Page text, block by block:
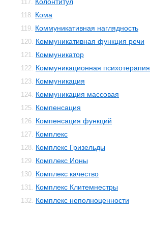
117.
118. Кома
119. Коммуникативная наглядность
120. Коммуникативная функция речи
121. Коммуникатор
122. Коммуникационная психотерапия
123. Коммуникация
124. Коммуникация массовая
125. Компенсация
126. Компенсация функций
127. Комплекс
128. Комплекс Гризельды
129. Комплекс Ионы
130. Комплекс качество
131. Комплекс Клитемнестры
132. Комплекс неполноценности